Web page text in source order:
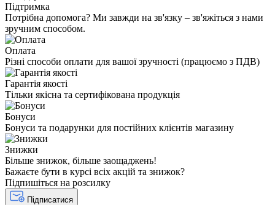
Підтримка
Потрібна допомога? Ми завжди на зв'язку – зв'яжіться з нами
зручним способом.
Оплата
Різні способи оплати для вашої зручності (працюємо з ПДВ)
Гарантія якості
Тільки якісна та сертифікована продукція
Бонуси
Бонуси та подарунки для постійних клієнтів магазину
Знижки
Більше знижок, більше заощаджень!
Бажаєте бути в курсі всіх акцій та знижок?
Підпишіться на розсилку
Підписатися